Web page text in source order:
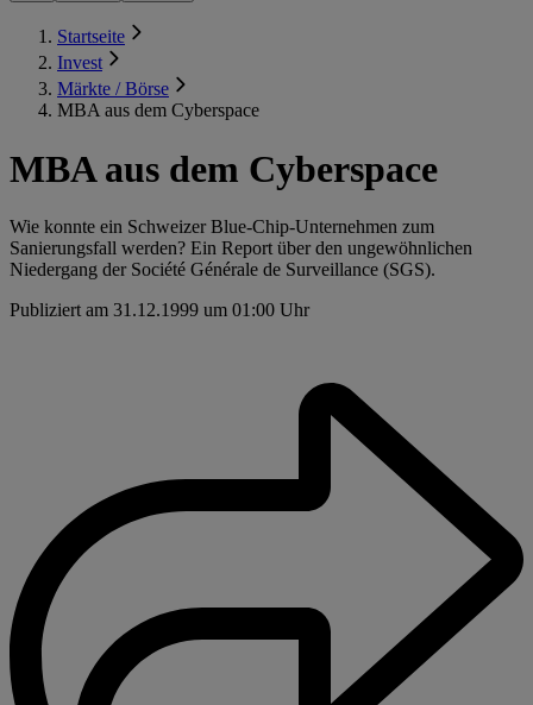
Startseite
Invest
Märkte / Börse
MBA aus dem Cyberspace
MBA aus dem Cyberspace
Wie konnte ein Schweizer Blue-Chip-Unternehmen zum
Sanierungsfall werden? Ein Report über den ungewöhnlichen
Niedergang der Société Générale de Surveillance (SGS).
Publiziert am 31.12.1999 um 01:00 Uhr